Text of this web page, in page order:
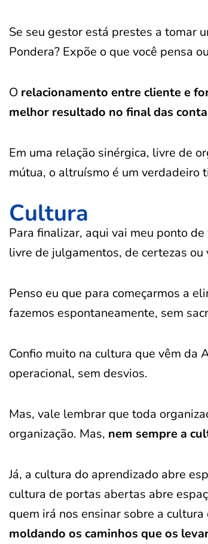
Se seu gestor está prestes a tomar
Pondera? Expõe o que você pensa
O relacionamento entre cliente e
melhor resultado no final das
Em uma relação sinérgica, livre de
mútua, o altruísmo é um verdadeiro
Cultura
Para finalizar, aqui vai meu ponto
livre de julgamentos, de certezas
Penso eu que para começarmos a
fazemos espontaneamente, sem
Confio muito na cultura que vêm da
operacional, sem desvios.
Mas, vale lembrar que toda
organização. Mas, nem sempre a
Já, a cultura do aprendizado abre
cultura de portas abertas abre
quem irá nos ensinar sobre a
moldando os caminhos que os